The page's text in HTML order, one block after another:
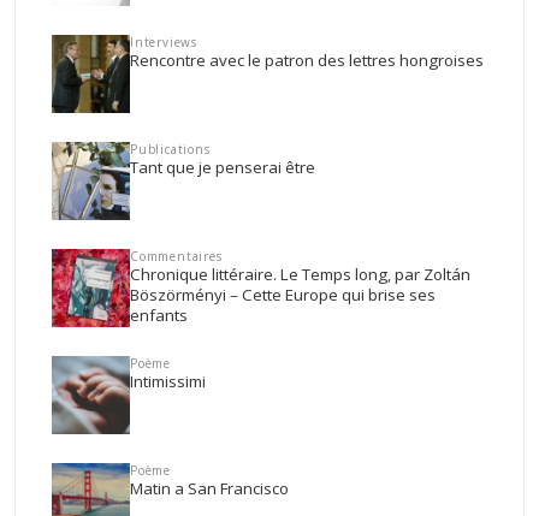
Interviews
Rencontre avec le patron des lettres hongroises
Publications
Tant que je penserai être
Commentaires
Chronique littéraire. Le Temps long, par Zoltán
Böszörményi – Cette Europe qui brise ses
enfants
Poème
Intimissimi
Poème
Matin a San Francisco